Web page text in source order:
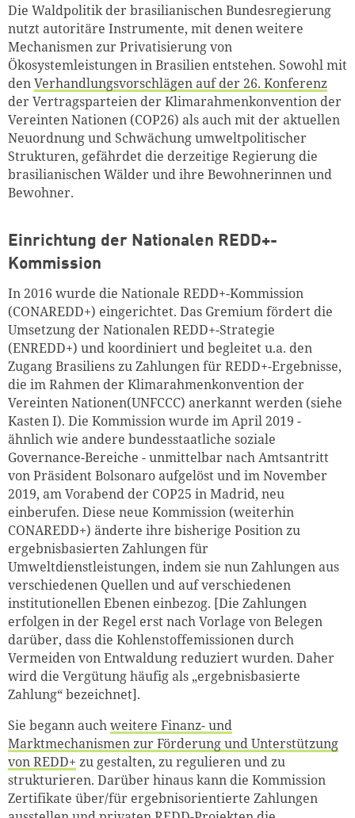
Die Waldpolitik der brasilianischen Bundesregierung
nutzt autoritäre Instrumente, mit denen weitere
Mechanismen zur Privatisierung von
Ökosystemleistungen in Brasilien entstehen. Sowohl mit
denVerhandlungsvorschlägen auf der 26. Konferenz
der Vertragsparteien der Klimarahmenkonvention der
Vereinten Nationen (COP26) als auch mit der aktuellen
Neuordnung und Schwächung umweltpolitischer
Strukturen, gefährdet die derzeitige Regierung die
brasilianischen Wälder und ihre Bewohnerinnen und
Bewohner.
Einrichtung der Nationalen REDD+-
Kommission
In 2016 wurde die Nationale REDD+-Kommission
(CONAREDD+) eingerichtet. Das Gremium fördert die
Umsetzung der Nationalen REDD+-Strategie
(ENREDD+) und koordiniert und begleitet u.a. den
Zugang Brasiliens zu Zahlungen für REDD+-Ergebnisse,
die im Rahmen der Klimarahmenkonvention der
Vereinten Nationen(UNFCCC) anerkannt werden (siehe
Kasten I). Die Kommission wurde im April 2019 -
ähnlich wie andere bundesstaatliche soziale
Governance-Bereiche - unmittelbar nach Amtsantritt
von Präsident Bolsonaro aufgelöst und im November
2019, am Vorabend der COP25 in Madrid, neu
einberufen. Diese neue Kommission (weiterhin
CONAREDD+) änderte ihre bisherige Position zu
ergebnisbasierten Zahlungen für
Umweltdienstleistungen, indem sie nun Zahlungen aus
verschiedenen Quellen und auf verschiedenen
institutionellen Ebenen einbezog. [Die Zahlungen
erfolgen in der Regel erst nach Vorlage von Belegen
darüber, dass die Kohlenstoffemissionen durch
Vermeiden von Entwaldung reduziert wurden. Daher
wird die Vergütung häufig als „ergebnisbasierte
Zahlung“ bezeichnet].
Sie begann auchweitere Finanz- und
Marktmechanismen zur Förderung und Unterstützung
von REDD+ zu gestalten, zu regulieren und zu
strukturieren. Darüber hinaus kann die Kommission
Zertifikate über/für ergebnisorientierte Zahlungen